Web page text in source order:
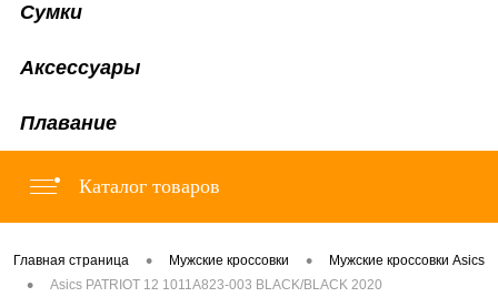
Сумки
Аксессуары
Плавание
Каталог товаров
Главная страница • Мужские кроссовки • Мужские кроссовки Asics
• Asics PATRIOT 12 1011A823-003 BLACK/BLACK 2020